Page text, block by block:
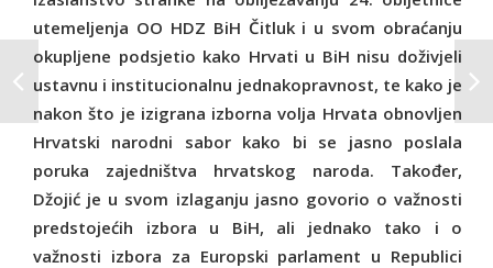
utemeljenja OO HDZ BiH Čitluk i u svom obraćanju
okupljene podsjetio kako Hrvati u BiH nisu doživjeli
ustavnu i institucionalnu jednakopravnost, te kako je
nakon što je izigrana izborna volja Hrvata obnovljen
Hrvatski narodni sabor kako bi se jasno poslala
poruka zajedništva hrvatskog naroda. Također,
Džojić je u svom izlaganju jasno govorio o važnosti
predstojećih izbora u BiH, ali jednako tako i o
važnosti izbora za Europski parlament u Republici